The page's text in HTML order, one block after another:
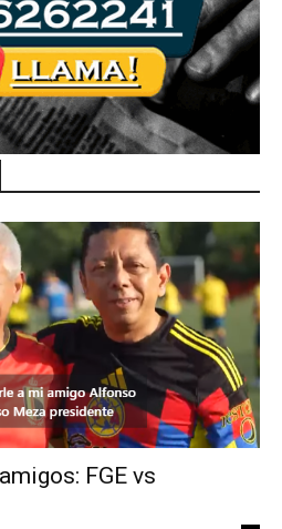
FGE vs